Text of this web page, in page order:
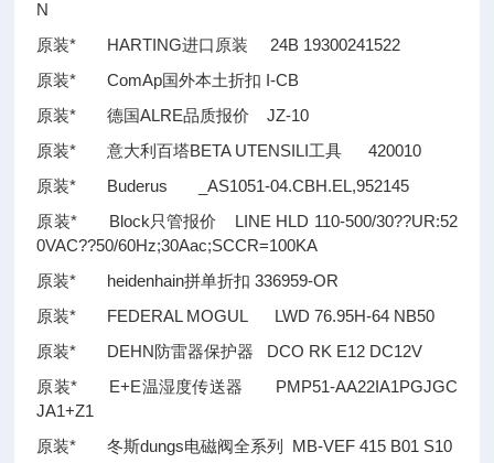
N
原装* HARTING进口原装 24B 19300241522
原装* ComAp国外本土折扣 I-CB
原装* 德国ALRE品质报价 JZ-10
原装* 意大利百塔BETA UTENSILI工具 420010
原装* Buderus _AS1051-04.CBH.EL,952145
原装* Block只管报价 LINE HLD 110-500/30??UR:52
0VAC??50/60Hz;30Aac;SCCR=100KA
原装* heidenhain拼单折扣 336959-OR
原装* FEDERAL MOGUL LWD 76.95H-64 NB50
原装* DEHN防雷器保护器 DCO RK E12 DC12V
原装* E+E温湿度传送器 PMP51-AA22IA1PGJGC
JA1+Z1
原装* 冬斯dungs电磁阀全系列 MB-VEF 415 B01 S10